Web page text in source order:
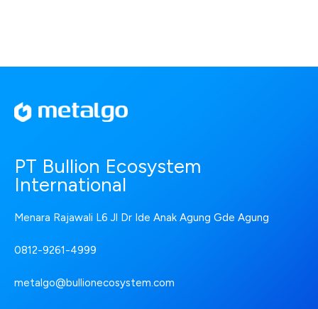
PT Bullion Ecosystem
International
Menara Rajawali L6 Jl Dr Ide Anak Agung Gde Agung
0812-9261-4999
metalgo@bullionecosystem.com